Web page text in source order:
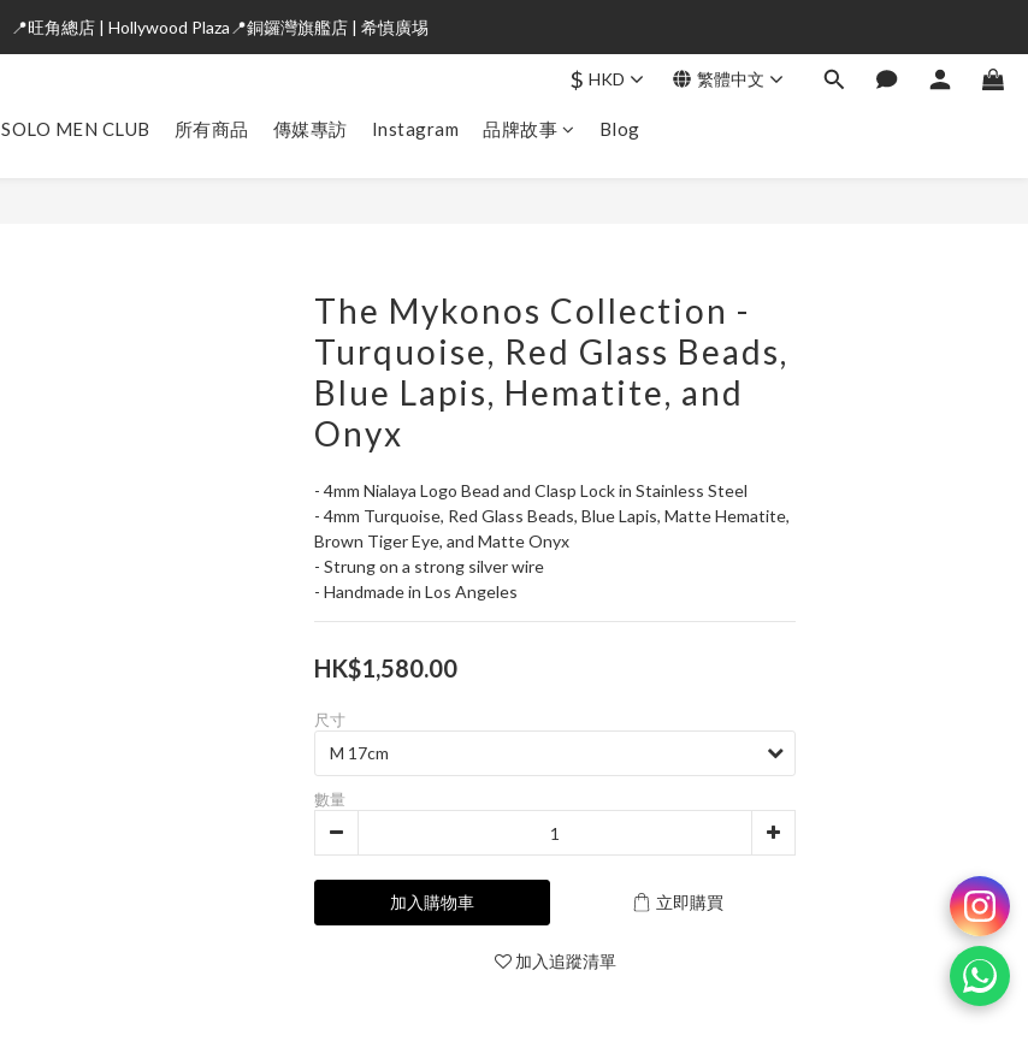
📍旺角總店 | Hollywood Plaza📍銅鑼灣旗艦店 | 希慎廣埸
$ HKD 繁體中文
SOLO MEN CLUB 所有商品 傳媒專訪 Instagram 品牌故事 Blog
The Mykonos Collection -
Turquoise, Red Glass Beads,
Blue Lapis, Hematite, and
Onyx
- 4mm Nialaya Logo Bead and Clasp Lock in Stainless Steel
- 4mm Turquoise, Red Glass Beads, Blue Lapis, Matte Hematite,
Brown Tiger Eye, and Matte Onyx
- Strung on a strong silver wire
- Handmade in Los Angeles
HK$1,580.00
尺寸
數量
加入購物車 立即購買
加入追蹤清單